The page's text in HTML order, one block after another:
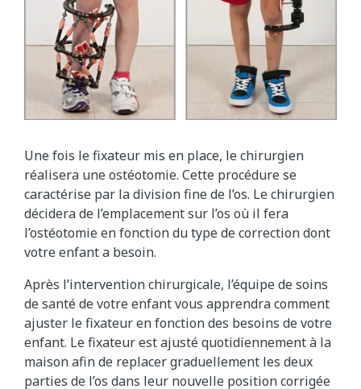
Une fois le fixateur mis en place, le chirurgien
réalisera une ostéotomie. Cette procédure se
caractérise par la division fine de l’os. Le chirurgien
décidera de l’emplacement sur l’os où il fera
l’ostéotomie en fonction du type de correction dont
votre enfant a besoin.
Après l’intervention chirurgicale, l’équipe de soins
de santé de votre enfant vous apprendra comment
ajuster le fixateur en fonction des besoins de votre
enfant. Le fixateur est ajusté quotidiennement à la
maison afin de replacer graduellement les deux
parties de l’os dans leur nouvelle position corrigée